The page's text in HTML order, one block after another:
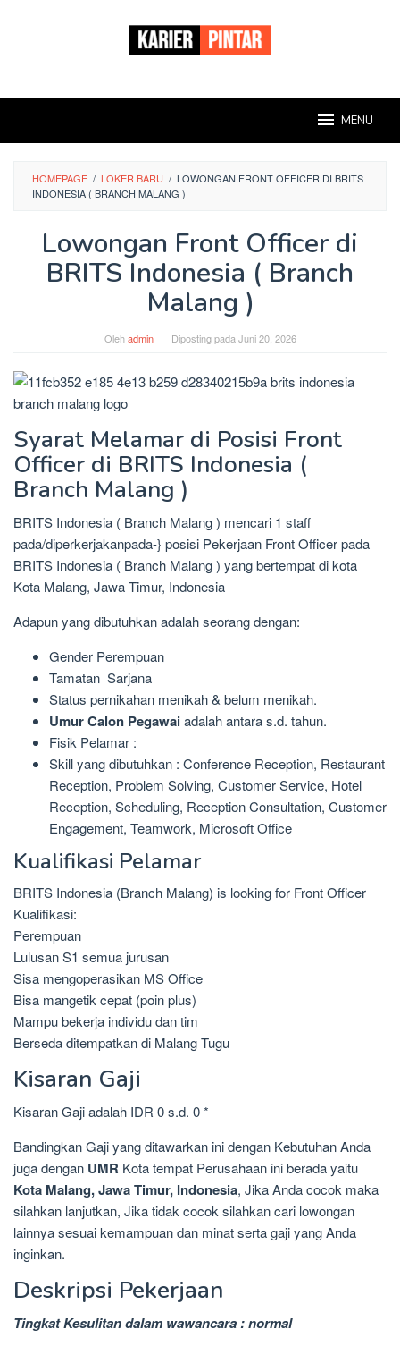
MENU
HOMEPAGE / LOKER BARU / LOWONGAN FRONT OFFICER DI BRITS
INDONESIA ( BRANCH MALANG )
Lowongan Front Officer di
BRITS Indonesia ( Branch
Malang )
Olehadmin Diposting pada Juni 20, 2026
Syarat Melamar di Posisi Front
Officer di BRITS Indonesia (
Branch Malang )
BRITS Indonesia ( Branch Malang ) mencari 1 staff
pada/diperkerjakanpada-} posisi Pekerjaan Front Officer pada
BRITS Indonesia ( Branch Malang ) yang bertempat di kota
Kota Malang, Jawa Timur, Indonesia
Adapun yang dibutuhkan adalah seorang dengan:
Gender Perempuan
Tamatan Sarjana
Status pernikahan menikah & belum menikah.
Umur Calon Pegawaiadalah antara s.d. tahun.
Fisik Pelamar :
Skill yang dibutuhkan : Conference Reception, Restaurant
Reception, Problem Solving, Customer Service, Hotel
Reception, Scheduling, Reception Consultation, Customer
Engagement, Teamwork, Microsoft Office
Kualifikasi Pelamar
BRITS Indonesia (Branch Malang) is looking for Front Officer
Kualifikasi:
Perempuan
Lulusan S1 semua jurusan
Sisa mengoperasikan MS Office
Bisa mangetik cepat (poin plus)
Mampu bekerja individu dan tim
Berseda ditempatkan di Malang Tugu
Kisaran Gaji
Kisaran Gaji adalah IDR 0 s.d. 0 *
Bandingkan Gaji yang ditawarkan ini dengan Kebutuhan Anda
juga dengan UMR Kota tempat Perusahaan ini berada yaitu
Kota Malang, Jawa Timur, Indonesia, Jika Anda cocok maka
silahkan lanjutkan, Jika tidak cocok silahkan cari lowongan
lainnya sesuai kemampuan dan minat serta gaji yang Anda
inginkan.
Deskripsi Pekerjaan
Tingkat Kesulitan dalam wawancara : normal